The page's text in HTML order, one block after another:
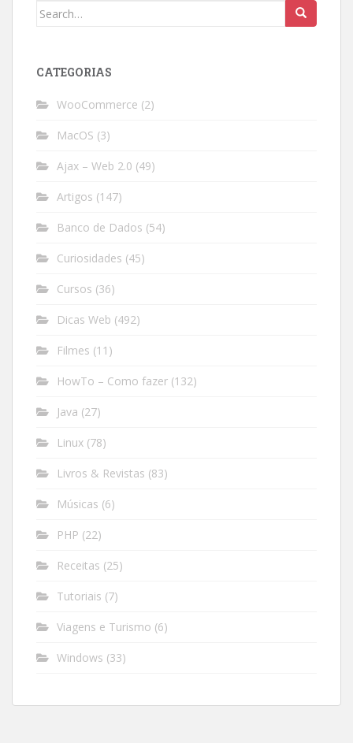
Search
CATEGORIAS
WooCommerce (2)
MacOS (3)
Ajax – Web 2.0 (49)
Artigos (147)
Banco de Dados (54)
Curiosidades (45)
Cursos (36)
Dicas Web (492)
Filmes (11)
HowTo – Como fazer (132)
Java (27)
Linux (78)
Livros & Revistas (83)
Músicas (6)
PHP (22)
Receitas (25)
Tutoriais (7)
Viagens e Turismo (6)
Windows (33)